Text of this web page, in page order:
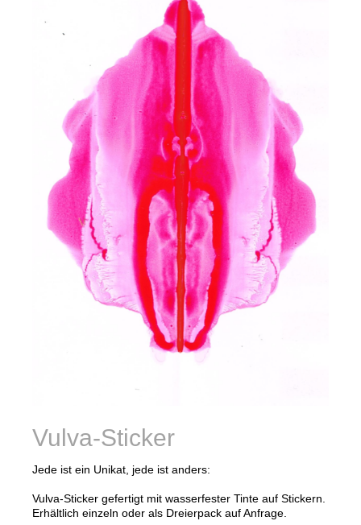
Vulva-Sticker
Jede ist ein Unikat, jede ist anders:
Vulva-Sticker gefertigt mit wasserfester Tinte auf Stickern.
Erhältlich einzeln oder als Dreierpack auf Anfrage.